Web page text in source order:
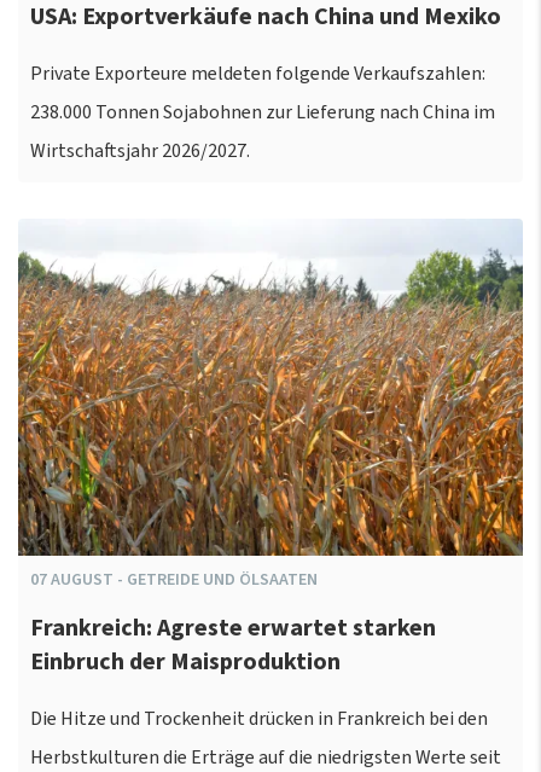
USA: Exportverkäufe nach China und Mexiko
Private Exporteure meldeten folgende Verkaufszahlen:
238.000 Tonnen Sojabohnen zur Lieferung nach China im
Wirtschaftsjahr 2026/2027.
07AUGUST - GETREIDE UND ÖLSAATEN
Frankreich: Agreste erwartet starken
Einbruch der Maisproduktion
Die Hitze und Trockenheit drücken in Frankreich bei den
Herbstkulturen die Erträge auf die niedrigsten Werte seit